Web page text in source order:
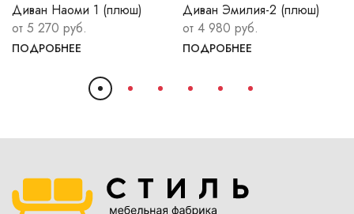
Диван Наоми 1 (плюш)
от 5 270 руб.
ПОДРОБНЕЕ
Диван Эмилия-2 (плюш)
от 4 980 руб.
ПОДРОБНЕЕ